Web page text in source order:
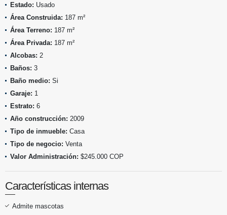
Estado: Usado
Área Construida: 187 m²
Área Terreno: 187 m²
Área Privada: 187 m²
Alcobas: 2
Baños: 3
Baño medio: Si
Garaje: 1
Estrato: 6
Año construcción: 2009
Tipo de inmueble: Casa
Tipo de negocio: Venta
Valor Administración: $245.000 COP
Características internas
Admite mascotas